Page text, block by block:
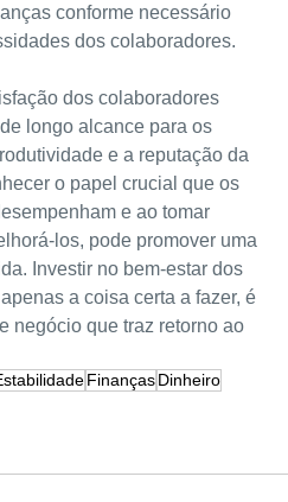
conforme necessário
dos colaboradores.
dos colaboradores
longo alcance para os
e a reputação da
o papel crucial que os
e ao tomar
los, pode promover uma
Investir no bem-estar dos
a coisa certa a fazer, é
negócio que traz retorno ao
FinançasDinheiro